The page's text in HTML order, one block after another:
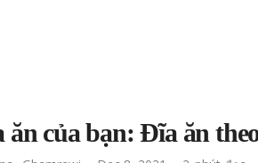
ăn của bạn: Đĩa ăn